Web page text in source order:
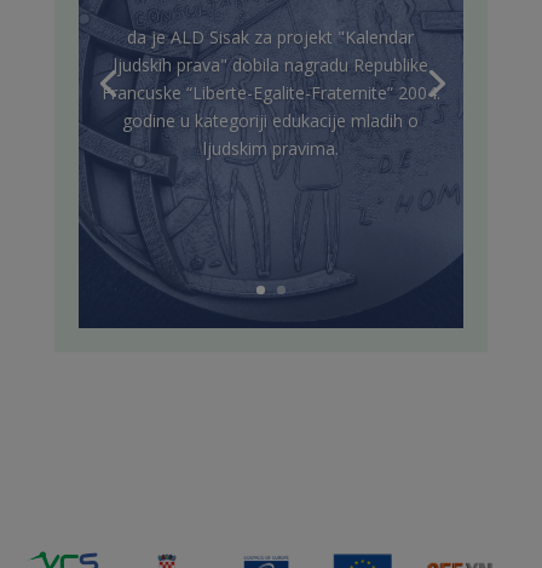
da je ALD Sisak za projekt "Kalendar
ljudskih prava" dobila nagradu Republike
Francuske “Liberte-Egalite-Fraternite” 2004.
godine u kategoriji edukacije mladih o
ljudskim pravima.